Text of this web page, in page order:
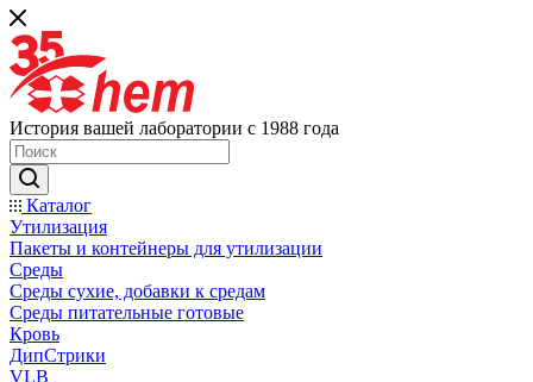
История вашей лаборатории с 1988 года
Каталог
Утилизация
Пакеты и контейнеры для утилизации
Среды
Среды сухие, добавки к средам
Среды питательные готовые
Кровь
ДипСтрики
VLB